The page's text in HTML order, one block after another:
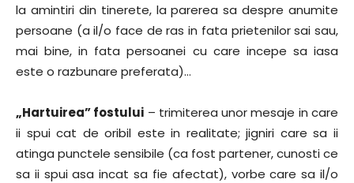
la amintiri din tinerete, la parerea sa despre anumite
persoane (a il/o face de ras in fata prietenilor sai sau,
mai bine, in fata persoanei cu care incepe sa iasa
este o razbunare preferata)…
„Hartuirea” fostului – trimiterea unor mesaje in care
ii spui cat de oribil este in realitate; jigniri care sa ii
atinga punctele sensibile (ca fost partener, cunosti ce
sa ii spui asa incat sa fie afectat), vorbe care sa il/o